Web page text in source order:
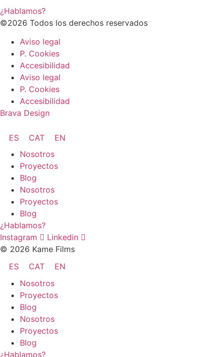
¿Hablamos?
©2026 Todos los derechos reservados
Aviso legal
P. Cookies
Accesibilidad
Aviso legal
P. Cookies
Accesibilidad
Brava Design
ES CAT
EN
Nosotros
Proyectos
Blog
Nosotros
Proyectos
Blog
¿Hablamos?
Instagram
Linkedin
© 2026 Kame Films
ES
CAT
EN
Nosotros
Proyectos
Blog
Nosotros
Proyectos
Blog
¿Hablamos?